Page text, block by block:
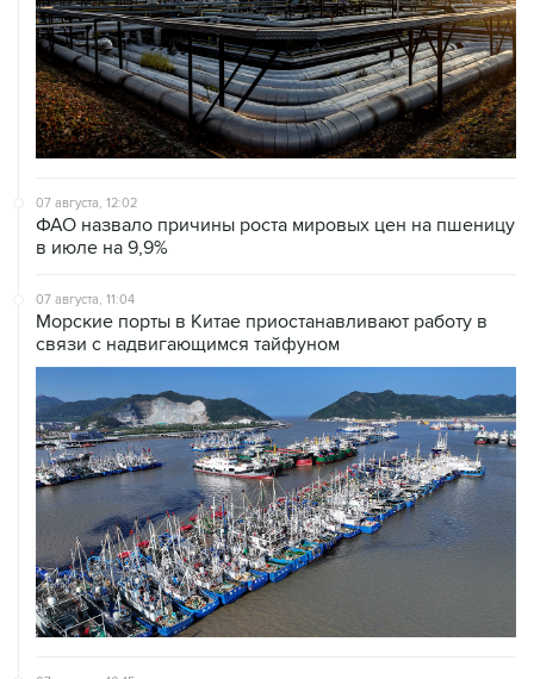
07 августа, 12:02
ФАО назвало причины роста мировых цен на пшеницу
в июле на 9,9%
07 августа, 11:04
Морские порты в Китае приостанавливают работу в
связи с надвигающимся тайфуном